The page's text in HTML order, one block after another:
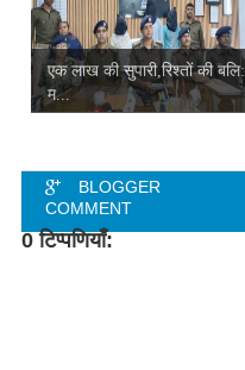
एक लाख की सुपारी,रिश्तों की बलि:
म...
BLOGGER
COMMENT
0 टिप्पणियाँ: